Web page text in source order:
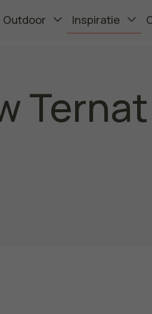
Outdoor Inspiratie
Ternat